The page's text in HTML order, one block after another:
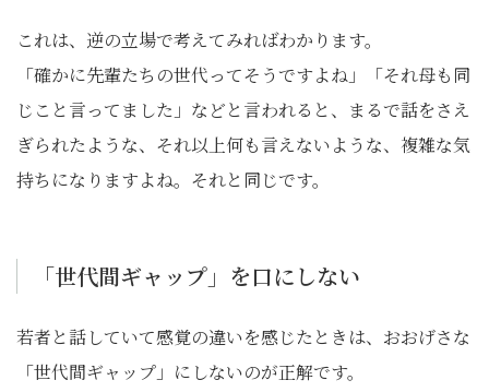
これは、逆の立場で考えてみればわかります。
「確かに先輩たちの世代ってそうですよね」「それ母も同
じこと言ってました」などと言われると、まるで話をさえ
ぎられたような、それ以上何も言えないような、複雑な気
持ちになりますよね。それと同じです。
「世代間ギャップ」を口にしない
若者と話していて感覚の違いを感じたときは、おおげさな
「世代間ギャップ」にしないのが正解です。